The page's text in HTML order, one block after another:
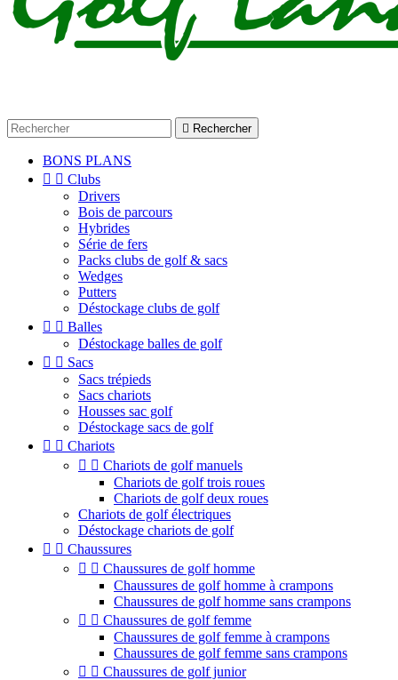
 Rechercher
BONS PLANS
  Clubs
Drivers
Bois de parcours
Hybrides
Série de fers
Packs clubs de golf & sacs
Wedges
Putters
Déstockage clubs de golf
  Balles
Déstockage balles de golf
  Sacs
Sacs trépieds
Sacs chariots
Housses sac golf
Déstockage sacs de golf
  Chariots
  Chariots de golf manuels
Chariots de golf trois roues
Chariots de golf deux roues
Chariots de golf électriques
Déstockage chariots de golf
  Chaussures
  Chaussures de golf homme
Chaussures de golf homme à crampons
Chaussures de golf homme sans crampons
  Chaussures de golf femme
Chaussures de golf femme à crampons
Chaussures de golf femme sans crampons
  Chaussures de golf junior